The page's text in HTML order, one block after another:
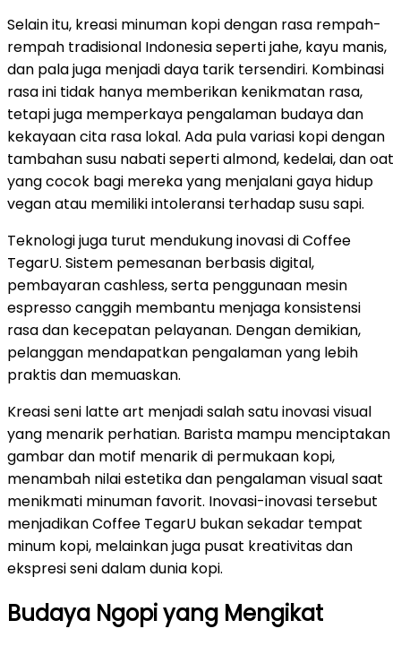
Selain itu, kreasi minuman kopi dengan rasa rempah-
rempah tradisional Indonesia seperti jahe, kayu manis,
dan pala juga menjadi daya tarik tersendiri. Kombinasi
rasa ini tidak hanya memberikan kenikmatan rasa,
tetapi juga memperkaya pengalaman budaya dan
kekayaan cita rasa lokal. Ada pula variasi kopi dengan
tambahan susu nabati seperti almond, kedelai, dan oat
yang cocok bagi mereka yang menjalani gaya hidup
vegan atau memiliki intoleransi terhadap susu sapi.
Teknologi juga turut mendukung inovasi di Coffee
TegarU. Sistem pemesanan berbasis digital,
pembayaran cashless, serta penggunaan mesin
espresso canggih membantu menjaga konsistensi
rasa dan kecepatan pelayanan. Dengan demikian,
pelanggan mendapatkan pengalaman yang lebih
praktis dan memuaskan.
Kreasi seni latte art menjadi salah satu inovasi visual
yang menarik perhatian. Barista mampu menciptakan
gambar dan motif menarik di permukaan kopi,
menambah nilai estetika dan pengalaman visual saat
menikmati minuman favorit. Inovasi-inovasi tersebut
menjadikan Coffee TegarU bukan sekadar tempat
minum kopi, melainkan juga pusat kreativitas dan
ekspresi seni dalam dunia kopi.
Budaya Ngopi yang Mengikat